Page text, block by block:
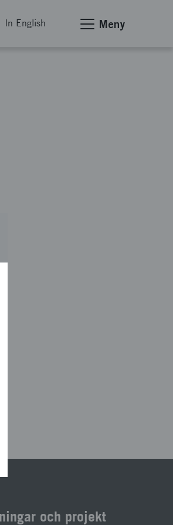
In English Meny
och projekt